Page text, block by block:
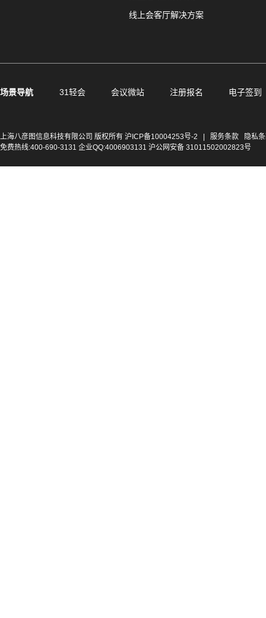
线上会客厅解决方案
场景导航 31轻会 会议微站 注册报名 电子签到
上海八彦图信息科技有限公司 版权所有 沪ICP备10004253号-2 服务条款
隐私
免费热线:400-690-3131 企业QQ:4006903131 沪公网安备 31011502002823号